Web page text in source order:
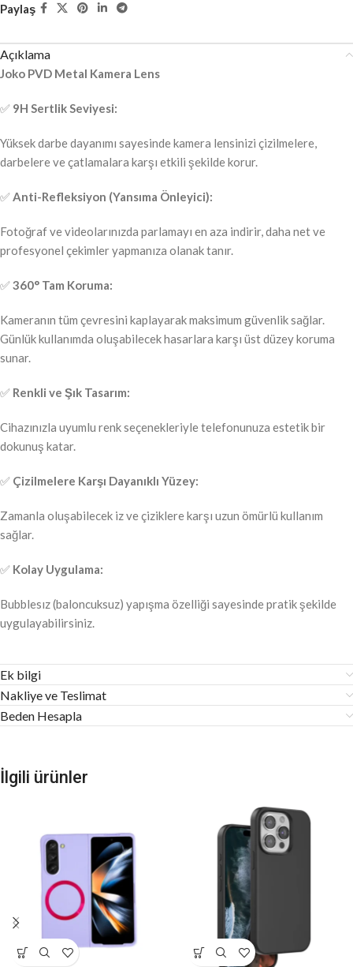
Paylaş
Açıklama
Joko PVD Metal Kamera Lens
✅ 9H Sertlik Seviyesi:
Yüksek darbe dayanımı sayesinde kamera lensinizi çizilmelere,
darbelere ve çatlamalara karşı etkili şekilde korur.
✅Anti-Refleksiyon (Yansıma Önleyici):
Fotoğraf ve videolarınızda parlamayı en aza indirir, daha net ve
profesyonel çekimler yapmanıza olanak tanır.
✅360° Tam Koruma:
Kameranın tüm çevresini kaplayarak maksimum güvenlik sağlar.
Günlük kullanımda oluşabilecek hasarlara karşı üst düzey koruma
sunar.
✅ Renkli ve Şık Tasarım:
Cihazınızla uyumlu renk seçenekleriyle telefonunuza estetik bir
dokunuş katar.
✅ Çizilmelere Karşı Dayanıklı Yüzey:
Zamanla oluşabilecek iz ve çiziklere karşı uzun ömürlü kullanım
sağlar.
✅ Kolay Uygulama:
Bubblesız (baloncuksuz) yapışma özelliği sayesinde pratik şekilde
uygulayabilirsiniz.
Ek bilgi
Nakliye ve Teslimat
Beden Hesapla
İlgili ürünler